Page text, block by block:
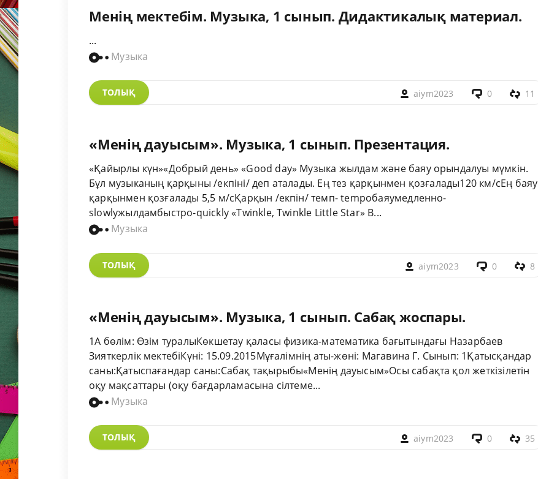
Менің мектебім. Музыка, 1 сынып. Дидактикалық материал.
...
Музыка
ТОЛЫҚ aiym2023 0 11
«Менің дауысым». Музыка, 1 сынып. Презентация.
«Қайырлы күн»«Добрый день» «Good day» Музыка жылдам және баяу орындалуы мүмкін.
Бұл музыканың қарқыны /екпіні/ деп аталады. Ең тез қарқынмен қозғалады120 км/сЕң баяу
қарқынмен қозғалады 5,5 м/сҚарқын /екпін/ темп- tempoбаяумедленно-
slowlyжылдамбыстро-quickly «Twinkle, Twinkle Little Star» В...
Музыка
ТОЛЫҚ aiym2023 0 8
«Менің дауысым». Музыка, 1 сынып. Сабақ жоспары.
1А бөлім: Өзім туралыКөкшетау қаласы физика-математика бағытындағы Назарбаев
Зияткерлік мектебіКүні: 15.09.2015Мұғалімнің аты-жөні: Магавина Г. Сынып: 1Қатысқандар
саны:Қатыспағандар саны:Сабақ тақырыбы«Менің дауысым»Осы сабақта қол жеткізілетін
оқу мақсаттары (оқу бағдарламасына сілтеме...
Музыка
ТОЛЫҚ aiym2023 0 35